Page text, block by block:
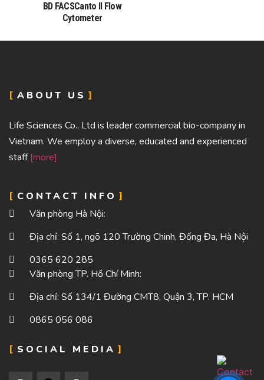
BD FACSCanto II Flow
Cytometer
ABOUT US
Life Sciences Co., Ltd is leader commercial bio-company in
Vietnam. We employ a diverse, educated and experienced
staff[more]
CONTACT INFO
Văn phòng Hà Nội:
Địa chỉ: Số 1, ngõ 120 Trường Chinh, Đống Đa, Hà Nội
0365 620 285
Văn phòng TP. Hồ Chí Minh:
Địa chỉ: Số 134/1 Đường CMT8, Quận 3, TP. HCM
0865 056 086
SOCIAL MEDIA